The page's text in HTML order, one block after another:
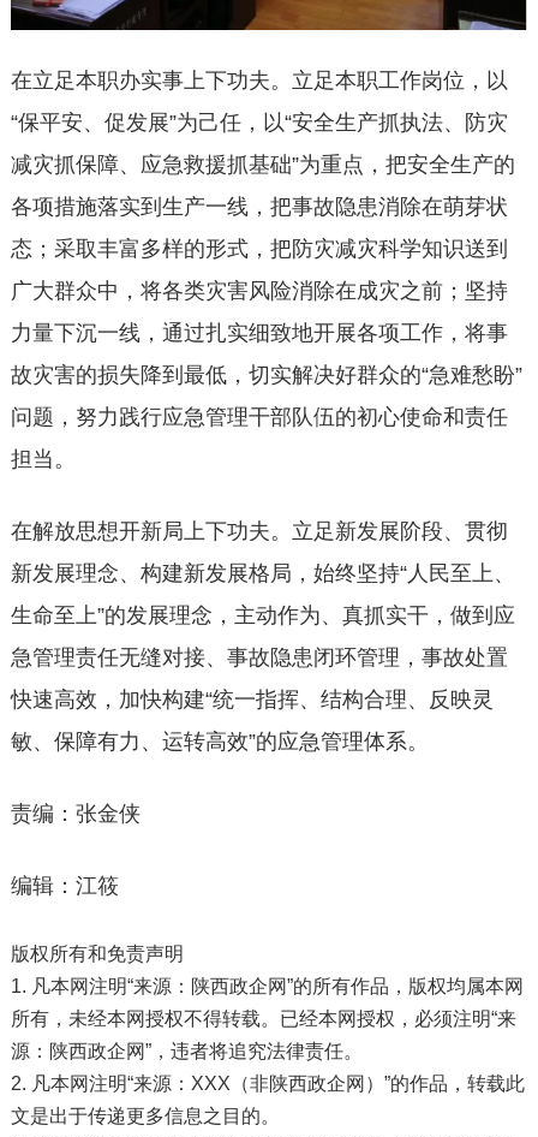
在立足本职办实事上下功夫。立足本职工作岗位，以
“保平安、促发展”为己任，以“安全生产抓执法、防灾
减灾抓保障、应急救援抓基础”为重点，把安全生产的
各项措施落实到生产一线，把事故隐患消除在萌芽状
态；采取丰富多样的形式，把防灾减灾科学知识送到
广大群众中，将各类灾害风险消除在成灾之前；坚持
力量下沉一线，通过扎实细致地开展各项工作，将事
故灾害的损失降到最低，切实解决好群众的“急难愁盼”
问题，努力践行应急管理干部队伍的初心使命和责任
担当。
在解放思想开新局上下功夫。立足新发展阶段、贯彻
新发展理念、构建新发展格局，始终坚持“人民至上、
生命至上”的发展理念，主动作为、真抓实干，做到应
急管理责任无缝对接、事故隐患闭环管理，事故处置
快速高效，加快构建“统一指挥、结构合理、反映灵
敏、保障有力、运转高效”的应急管理体系。
责编：张金侠
编辑：江筱
版权所有和免责声明
1. 凡本网注明“来源：陕西政企网”的所有作品，版权均属本网
所有，未经本网授权不得转载。已经本网授权，必须注明“来
源：陕西政企网”，违者将追究法律责任。
2. 凡本网注明“来源：XXX（非陕西政企网）”的作品，转载此
文是出于传递更多信息之目的。